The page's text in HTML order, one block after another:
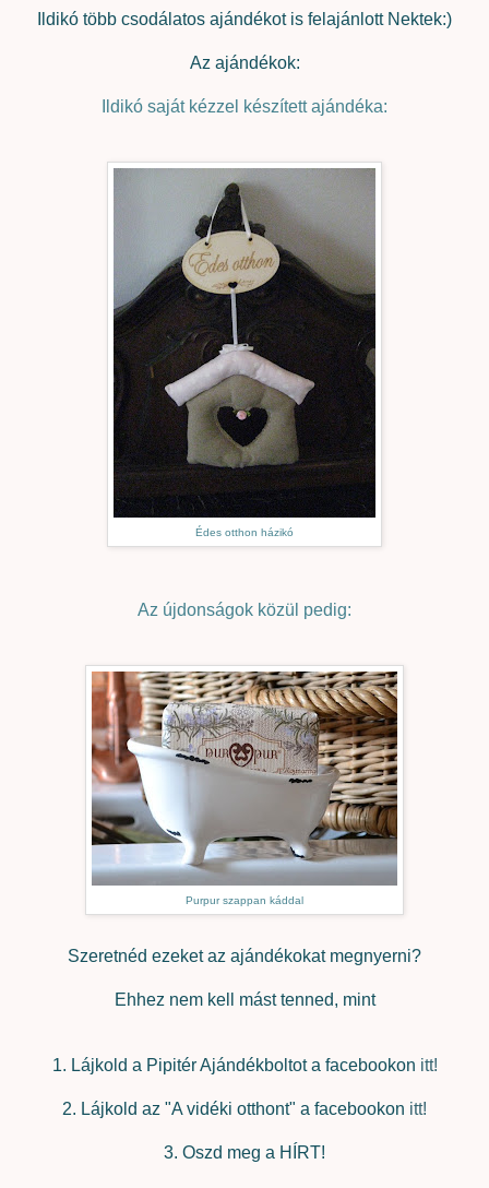
Ildikó több csodálatos ajándékot is felajánlott Nektek:)
Az ajándékok:
Ildikó saját kézzel készített ajándéka:
Édes otthon házikó
Az újdonságok közül pedig:
Purpur szappan káddal
Szeretnéd ezeket az ajándékokat megnyerni?
Ehhez nem kell mást tenned, mint
1. Lájkold a Pipitér Ajándékboltot a facebookon itt!
2. Lájkold az "A vidéki otthont" a facebookon itt!
3. Oszd meg a HÍRT!